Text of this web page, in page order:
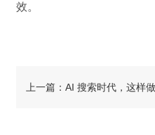
效。
上一篇：AI 搜索时代，这样